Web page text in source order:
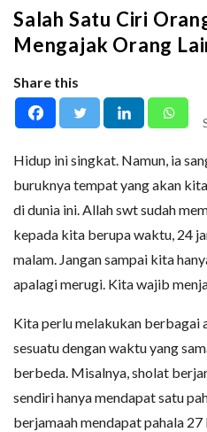
Salah Satu Ciri
Mengajak Orang
Share this
Hidup ini singkat. Namun, ia
buruknya tempat yang akan
di dunia ini. Allah swt sudah
kepada kita berupa waktu, 24
malam. Jangan sampai kita
apalagi merugi. Kita wajib
Kita perlu melakukan berbagai
sesuatu dengan waktu yang
berbeda. Misalnya, sholat
sendiri hanya mendapat satu
berjamaah mendapat pahala